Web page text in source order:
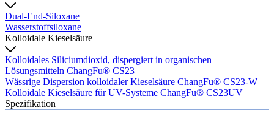
Dual-End-Siloxane
Wasserstoffsiloxane
Kolloidale Kieselsäure
Kolloidales Siliciumdioxid, dispergiert in organischen
Lösungsmitteln ChangFu® CS23
Wässrige Dispersion kolloidaler Kieselsäure ChangFu® CS23-W
Kolloidale Kieselsäure für UV-Systeme ChangFu® CS23UV
Spezifikation